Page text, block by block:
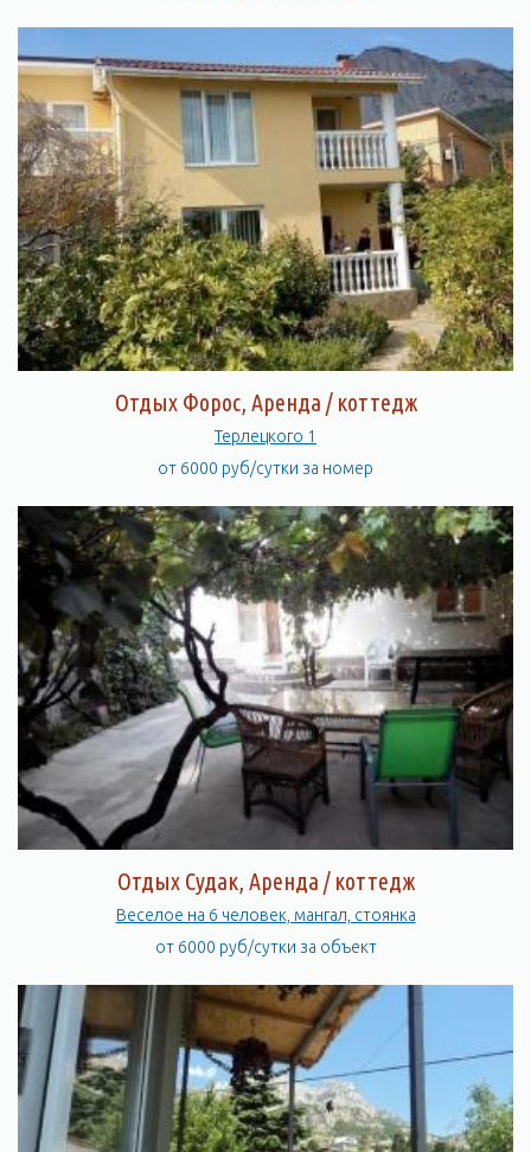
Отдых Форос, Аренда / коттедж
Терлецкого 1
от 6000 руб/сутки за номер
Отдых Судак, Аренда / коттедж
Веселое на 6 человек, мангал, стоянка
от 6000 руб/сутки за объект